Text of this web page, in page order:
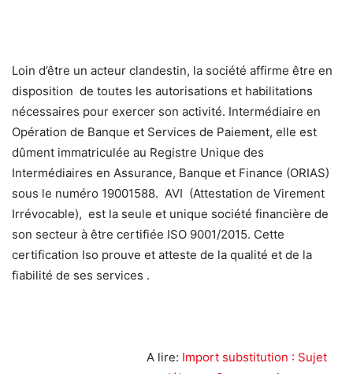
Loin d’être un acteur clandestin, la société affirme être en
disposition de toutes les autorisations et habilitations
nécessaires pour exercer son activité. Intermédiaire en
Opération de Banque et Services de Paiement, elle est
dûment immatriculée au Registre Unique des
Intermédiaires en Assurance, Banque et Finance (ORIAS)
sous le numéro 19001588. AVI (Attestation de Virement
Irrévocable), est la seule et unique société financière de
son secteur à être certifiée ISO 9001/2015. Cette
certification Iso prouve et atteste de la qualité et de la
fiabilité de ses services .
A lire: Import substitution : Sujet